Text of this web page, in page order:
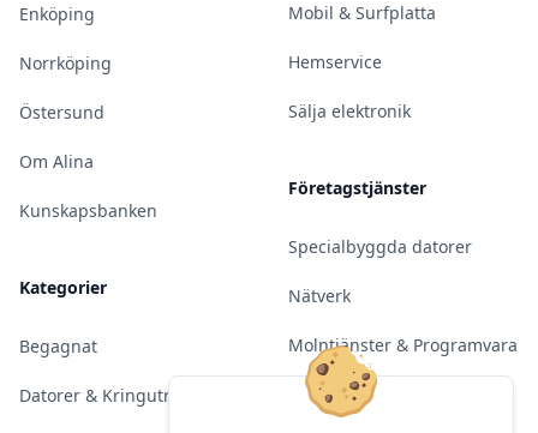
Enköping
Norrköping
Östersund
Om Alina
Kunskapsbanken
Kategorier
Begagnat
Datorer & Kringutrustning
Mobil & Surfplatta
Hemservice
Sälja elektronik
Företagstjänster
Specialbyggda datorer
Nätverk
Molntjänster & Programvara
Server & Backup